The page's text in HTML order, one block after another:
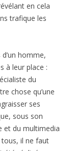
en cela
trafique les
homme,
à leur place :
du
chose qu’une
ses
sous son
et du multimedia
il ne faut